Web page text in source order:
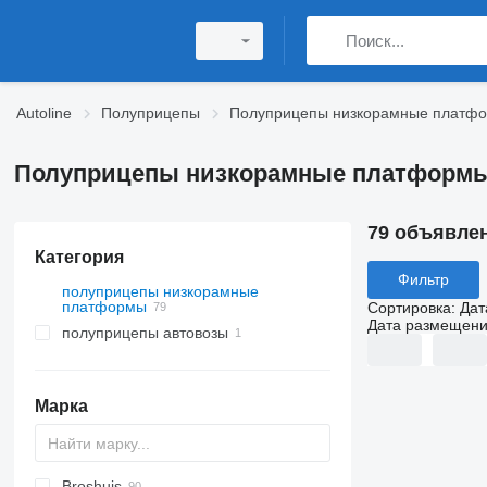
Autoline Полуприцепы Полуприцепы низкорамные
Полуприцепы низкорамные
Категория
полуприцепы низкорамные
платформы
полуприцепы автовозы
Марка
79
Фильтр
Сортировка:
Дата